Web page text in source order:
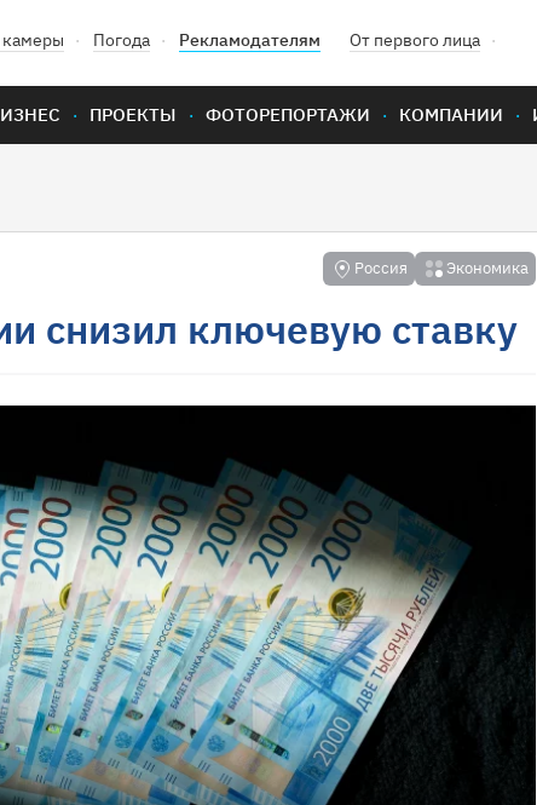
Погода Рекламодателям От первого лица
ПРОЕКТЫ ФОТОРЕПОРТАЖИ КОМПАНИИ
Россия Экономика
снизил ключевую ставку